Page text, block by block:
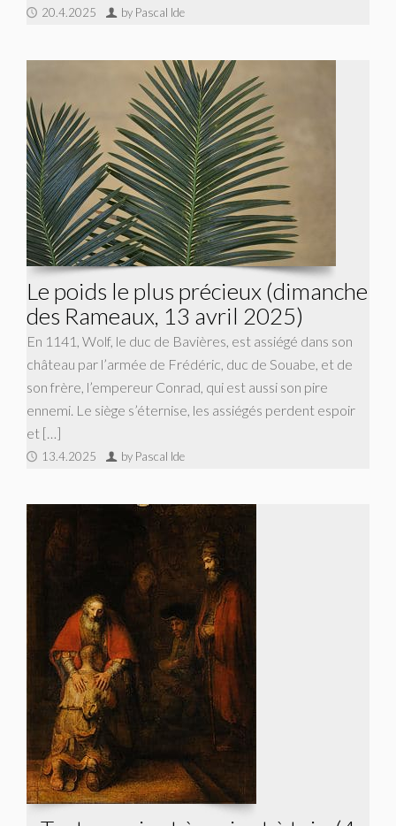
20.4.2025 by Pascal Ide
Le poids le plus précieux (dimanche
des Rameaux, 13 avril 2025)
En 1141, Wolf, le duc de Bavières, est assiégé dans son
château par l’armée de Frédéric, duc de Souabe, et de
son frère, l’empereur Conrad, qui est aussi son pire
ennemi. Le siège s’éternise, les assiégés perdent espoir
et […]
13.4.2025 by Pascal Ide